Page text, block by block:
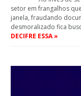
setor em frangalhos
janela, fraudando
desmoralizado fica
DECIFRE ESSA »